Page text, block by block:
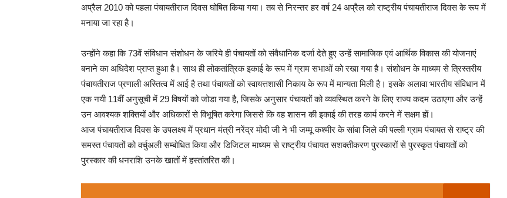
अप्रैल 2010 को पहला पंचायतीराज दिवस घोषित किया गया। तब से निरन्तर हर वर्ष 24 अप्रैल को राष्ट्रीय पंचायतीराज दिवस के रूप में
मनाया जा रहा है।
उन्होंने कहा कि 73वें संविधान संशोधन के जरिये ही पंचायतों को संवैधानिक दर्जा देते हुए उन्हें सामाजिक एवं आर्थिक विकास की योजनाएं
बनाने का अधिदेश प्राप्त हुआ है। साथ ही लोकतांत्रिक इकाई के रूप में ग्राम सभाओं को रखा गया है। संशोधन के माध्यम से त्रिस्तरीय
पंचायतीराज प्रणाली अस्तित्व में आई है तथा पंचायतों को स्वायत्तशासी निकाय के रूप में मान्यता मिली है। इसके अलावा भारतीय संविधान में
एक नयी 11वीं अनुसूची में 29 विषयों को जोडा गया हैै, जिसके अनुसार पंचायतों को व्यवस्थित करने के लिए राज्य कदम उठाएगा और उन्हें
उन आवश्यक शक्तियों और अधिकारों से विभूषित करेगा जिससे कि वह शासन की इकाई की तरह कार्य करने में सक्षम हों।
आज पंचायतीराज दिवस के उपलक्ष्य में प्रधान मंत्री नरेंद्र मोदी जी ने भी जम्मू कश्मीर के सांबा जिले की पल्ली ग्राम पंचायत से राष्ट्र की
समस्त पंचायतों को वर्चुअली सम्बोधित किया और डिजिटल माध्यम से राष्ट्रीय पंचायत सशक्तीकरण पुरस्कारों से पुरस्कृत पंचायतों को
पुरस्कार की धनराशि उनके खातों में हस्तांतरित की।